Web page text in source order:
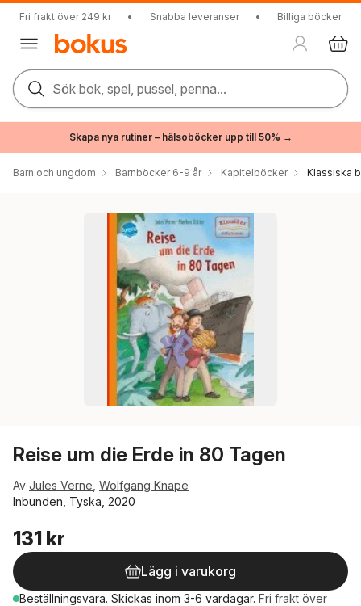
Fri frakt över 249 kr • Snabba leveranser • Billiga böcker
Sök bok, spel, pussel, penna...
Skapa nya rutiner – hälsoböcker upp till 50% →
Barn och ungdom Barnböcker 6-9 år Kapitelböcker Klassiska
Reise um die Erde in 80 Tagen
Av Jules Verne Wolfgang Knape
Inbunden, Tyska, 2020
131 kr
Lägg i varukorg
Beställningsvara. Skickas inom 3-6 vardagar. Fri frakt över